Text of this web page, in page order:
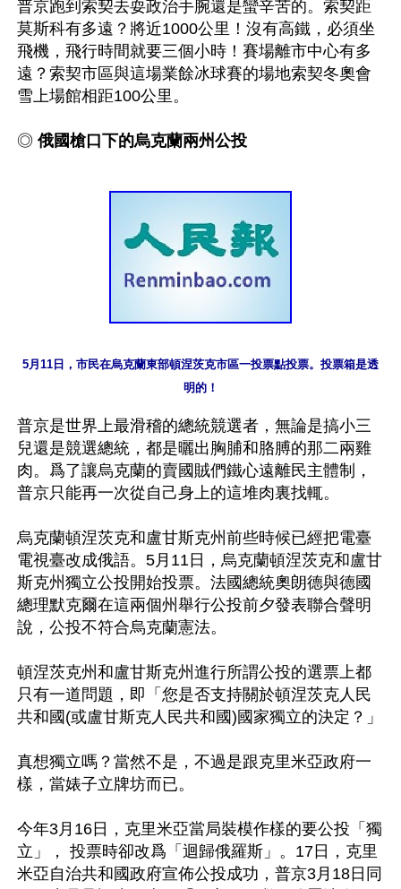
普京跑到索契去耍政治手腕還是蠻辛苦的。索契距
莫斯科有多遠？將近1000公里！沒有高鐵，必須坐
飛機，飛行時間就要三個小時！賽場離市中心有多
遠？索契市區與這場業餘冰球賽的場地索契冬奧會
雪上場館相距100公里。
◎ 俄國槍口下的烏克蘭兩州公投
5月11日，市民在烏克蘭東部頓涅茨克市區一投票點投票。投票箱是透
明的！
普京是世界上最滑稽的總統競選者，無論是搞小三
兒還是競選總統，都是曬出胸脯和胳膊的那二兩雞
肉。爲了讓烏克蘭的賣國賊們鐵心遠離民主體制，
普京只能再一次從自己身上的這堆肉裏找輒。
烏克蘭頓涅茨克和盧甘斯克州前些時候已經把電臺
電視臺改成俄語。5月11日，烏克蘭頓涅茨克和盧甘
斯克州獨立公投開始投票。法國總統奧朗德與德國
總理默克爾在這兩個州舉行公投前夕發表聯合聲明
說，公投不符合烏克蘭憲法。
頓涅茨克州和盧甘斯克州進行所謂公投的選票上都
只有一道問題，即「您是否支持關於頓涅茨克人民
共和國(或盧甘斯克人民共和國)國家獨立的決定？」
真想獨立嗎？當然不是，不過是跟克里米亞政府一
樣，當婊子立牌坊而已。
今年3月16日，克里米亞當局裝模作樣的要公投「獨
立」， 投票時卻改爲「迴歸俄羅斯」。17日，克里
米亞自治共和國政府宣佈公投成功，普京3月18日同